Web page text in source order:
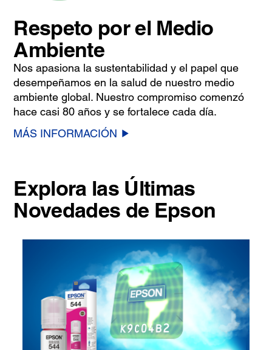
Respeto por el Medio
Ambiente
Nos apasiona la sustentabilidad y el papel que
desempeñamos en la salud de nuestro medio
ambiente global. Nuestro compromiso comenzó
hace casi 80 años y se fortalece cada día.
MÁS INFORMACIÓN
Explora las Últimas
Novedades de Epson